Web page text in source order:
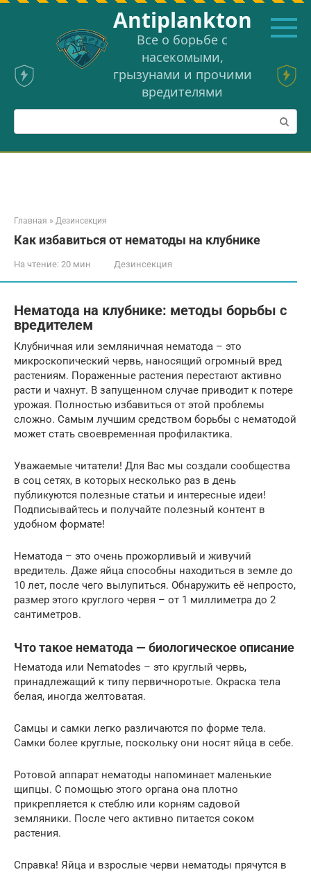
Перейти
Аntiplankton
Все о борьбе с
насекомыми,
грызунами и прочими
вредителями
Поиск:
Главная » Дезинсекция
Как избавиться от нематоды на клубнике
На чтение: 20 мин Дезинсекция
Нематода на клубнике: методы борьбы с
вредителем
Клубничная или земляничная нематода – это
микроскопический червь, наносящий огромный вред
растениям. Пораженные растения перестают активно
расти и чахнут. В запущенном случае приводит к потере
урожая. Полностью избавиться от этой проблемы
сложно. Самым лучшим средством борьбы с нематодой
может стать своевременная профилактика.
Уважаемые читатели! Для Вас мы создали сообщества
в соц сетях, в которых несколько раз в день
публикуются полезные статьи и интересные идеи!
Подписывайтесь и получайте полезный контент в
удобном формате!
Нематода – это очень прожорливый и живучий
вредитель. Даже яйца способны находиться в земле до
10 лет, после чего вылупиться. Обнаружить её непросто,
размер этого круглого червя – от 1 миллиметра до 2
сантиметров.
Что такое нематода — биологическое описание
Нематода или Nematodes – это круглый червь,
принадлежащий к типу первичноротые. Окраска тела
белая, иногда желтоватая.
Самцы и самки легко различаются по форме тела.
Самки более круглые, поскольку они носят яйца в себе.
Ротовой аппарат нематоды напоминает маленькие
щипцы. С помощью этого органа она плотно
прикрепляется к стеблю или корням садовой
земляники. После чего активно питается соком
растения.
Справка! Яйца и взрослые черви нематоды прячутся в